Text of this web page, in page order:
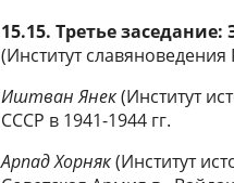
15.15. Третье
(Институт
Иштван Янек(Институт
СССР в 1941-1944 гг.
Арпад Хорняк(Институт